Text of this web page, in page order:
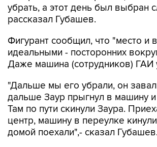
Фигурант сообщил, что "место и
Даже машина (сотрудников) ГАИ
"Дальше мы его убрали, он
Там по пути скинули Заура.
центр, машину в переулке
домой поехали",- сказал
Пистолет Макарова калибра 9 мм